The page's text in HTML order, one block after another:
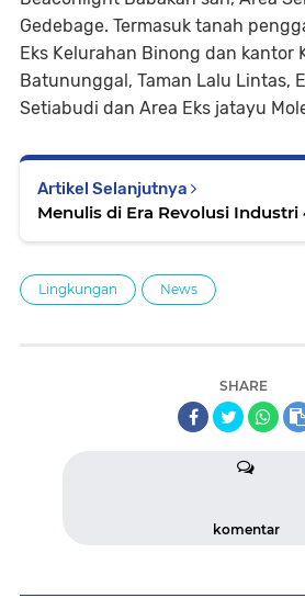
Gedebage. Termasuk tanah
Eks Kelurahan Binong dan kantor
Batununggal, Taman Lalu Lintas,
Setiabudi dan Area Eks jatayu
Artikel Selanjutnya
Menulis di Era Revolusi Industri
Lingkungan News
SHARE
komentar